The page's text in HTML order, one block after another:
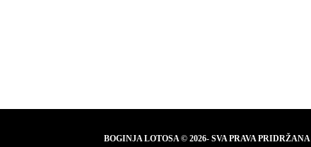
BOGINJA LOTOSA © 2026- SVA PRAVA PRIDRŽANA